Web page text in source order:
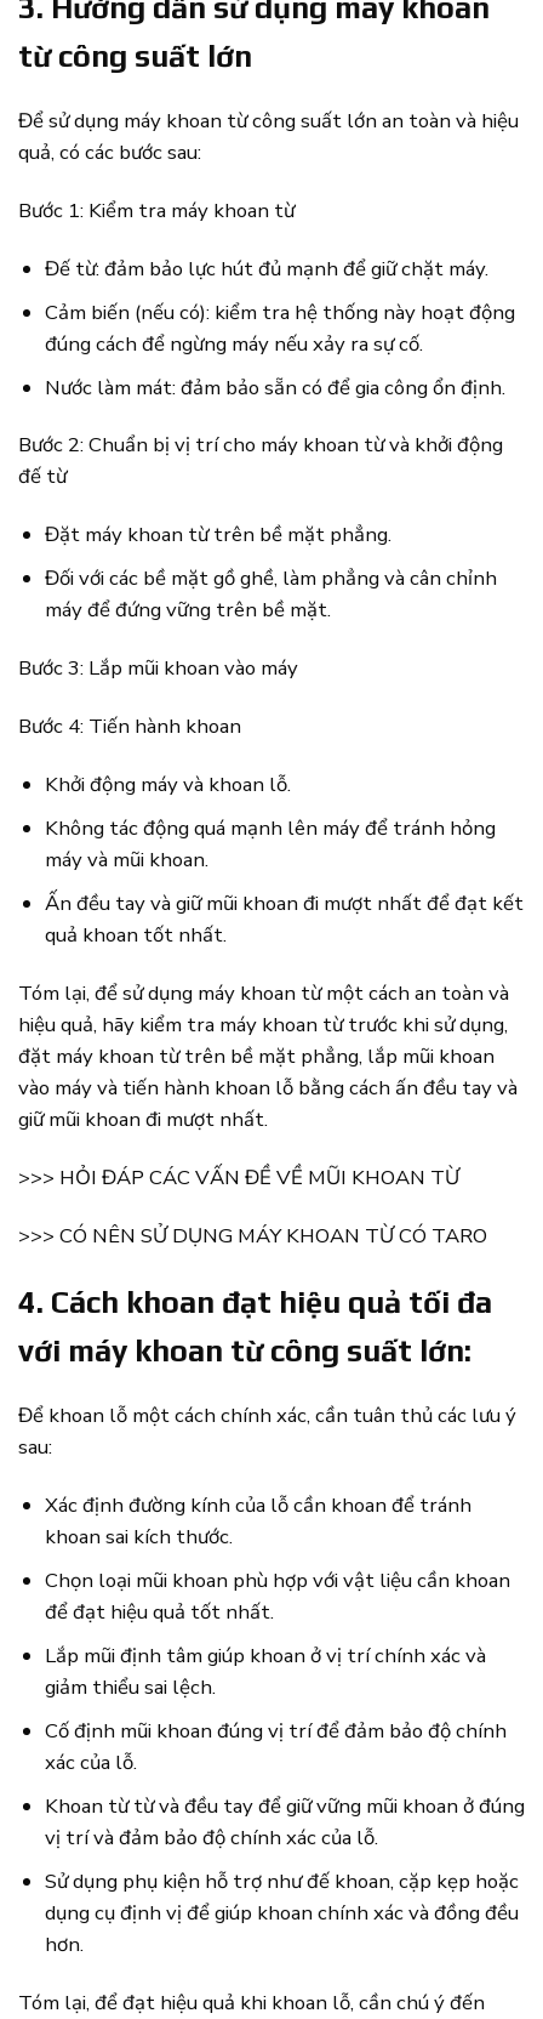
từ công suất lớn
Để sử dụng máy khoan từ công suất lớn an toàn và hiệu
quả, có các bước sau:
Bước 1: Kiểm tra máy khoan từ
Đế từ: đảm bảo lực hút đủ mạnh để giữ chặt máy.
Cảm biến (nếu có): kiểm tra hệ thống này hoạt động
đúng cách để ngừng máy nếu xảy ra sự cố.
Nước làm mát: đảm bảo sẵn có để gia công ổn định.
Bước 2: Chuẩn bị vị trí cho máy khoan từ và khởi động
đế từ
Đặt máy khoan từ trên bề mặt phẳng.
Đối với các bề mặt gồ ghề, làm phẳng và cân chỉnh
máy để đứng vững trên bề mặt.
Bước 3: Lắp mũi khoan vào máy
Bước 4: Tiến hành khoan
Khởi động máy và khoan lỗ.
Không tác động quá mạnh lên máy để tránh hỏng
máy và mũi khoan.
Ấn đều tay và giữ mũi khoan đi mượt nhất để đạt kết
quả khoan tốt nhất.
Tóm lại, để sử dụng máy khoan từ một cách an toàn và
hiệu quả, hãy kiểm tra máy khoan từ trước khi sử dụng,
đặt máy khoan từ trên bề mặt phẳng, lắp mũi khoan
vào máy và tiến hành khoan lỗ bằng cách ấn đều tay và
giữ mũi khoan đi mượt nhất.
>>> HỎI ĐÁP CÁC VẤN ĐỀ VỀ MŨI KHOAN TỪ
>>> CÓ NÊN SỬ DỤNG MÁY KHOAN TỪ CÓ TARO
4. Cách khoan đạt hiệu quả tối đa
với máy khoan từ công suất lớn:
Để khoan lỗ một cách chính xác, cần tuân thủ các lưu ý
sau:
Xác định đường kính của lỗ cần khoan để tránh
khoan sai kích thước.
Chọn loại mũi khoan phù hợp với vật liệu cần khoan
để đạt hiệu quả tốt nhất.
Lắp mũi định tâm giúp khoan ở vị trí chính xác và
giảm thiểu sai lệch.
Cố định mũi khoan đúng vị trí để đảm bảo độ chính
xác của lỗ.
Khoan từ từ và đều tay để giữ vững mũi khoan ở đúng
vị trí và đảm bảo độ chính xác của lỗ.
Sử dụng phụ kiện hỗ trợ như đế khoan, cặp kẹp hoặc
dụng cụ định vị để giúp khoan chính xác và đồng đều
hơn.
Tóm lại, để đạt hiệu quả khi khoan lỗ, cần chú ý đến